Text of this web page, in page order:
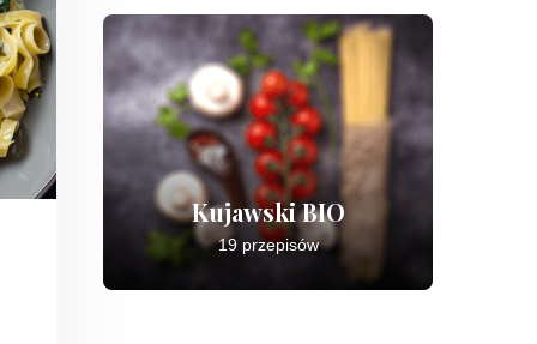
Kujawski BIO
19 przepisów